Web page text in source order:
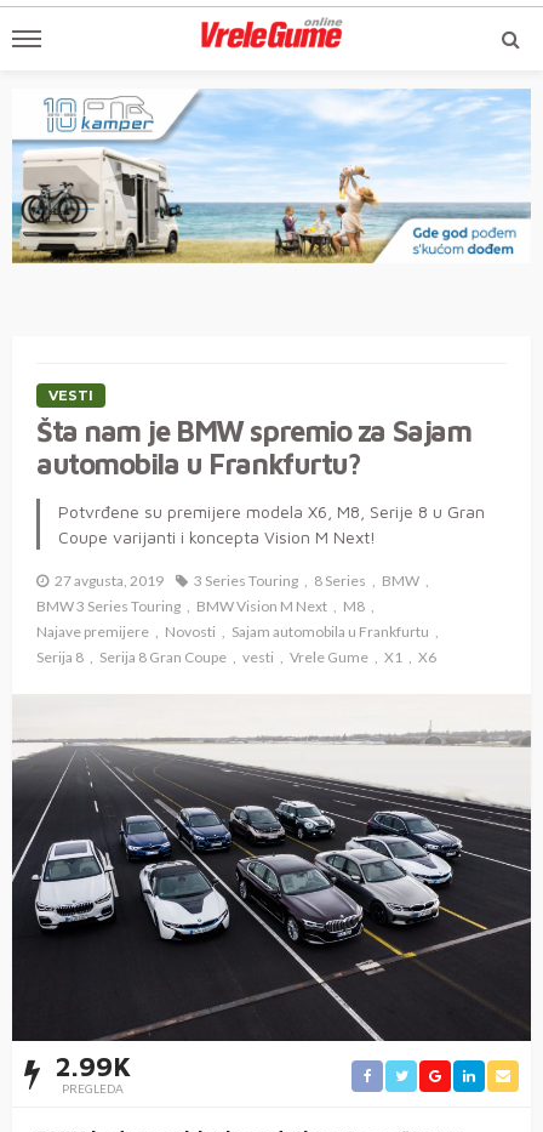
VESTI
Šta nam je BMW spremio za Sajam
automobila u Frankfurtu?
Potvrđene su premijere modela X6, M8, Serije 8 u Gran
Coupe varijanti i koncepta Vision M Next!
27 avgusta, 2019 3 Series Touring 8 Series
BMW
BMW 3 Series Touring
BMW Vision M Next
M8
Najave premijere
Novosti
Sajam automobila u Frankfurtu
Serija 8
Serija 8 Gran Coupe vesti Vrele Gume X1 X6
2.99K
PREGLEDA